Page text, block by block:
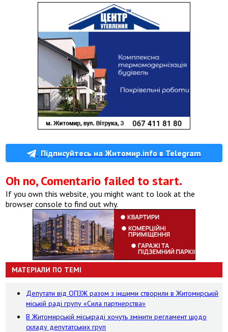
Підписуйтесь на Житомир.info в Telegram
Oh no, Comentario failed to start.
If you own this website, you might want to look at the
browser console to find out why.
МАТЕРІАЛИ ПО ТЕМІ
Депутати від ОПЗЖ разом з іншими створили в Житомирській
міській раді групу «Сила партнерства»
В Житомирській міськраді хочуть змінити регламент щодо
складу депутатських груп